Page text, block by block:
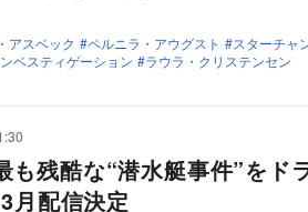
アスベック ペルニラ・アウグスト スターチャ
ベスティゲーション ラウラ・クリステンセン
も残酷な“潜水艇事件”を
配信決定